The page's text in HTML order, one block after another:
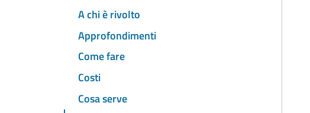
A chi è rivolto
Approfondimenti
Come fare
Costi
Cosa serve